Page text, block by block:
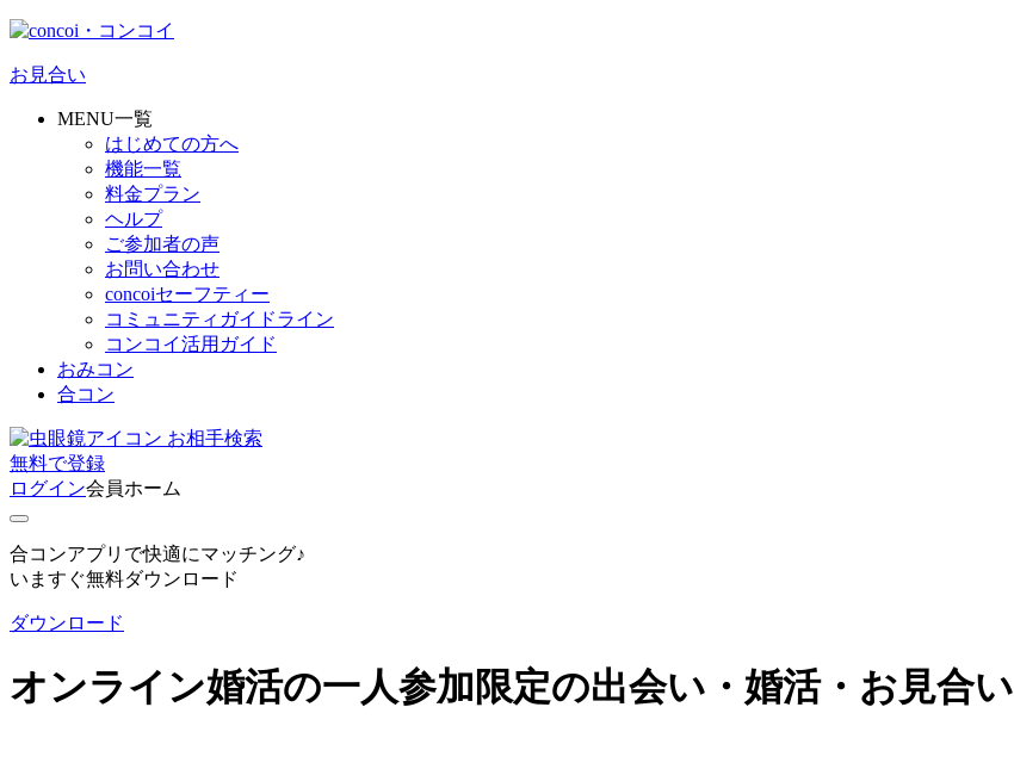
お見合い
MENU一覧
はじめての方へ
機能一覧
料金プラン
ヘルプ
ご参加者の声
お問い合わせ
concoiセーフティー
コミュニティガイドライン
コンコイ活用ガイド
おみコン
合コン
お相手検索
無料で登録
ログイン会員ホーム
合コンアプリで快適にマッチング♪
いますぐ無料ダウンロード
ダウンロード
オンライン婚活の一人参加限定の出会い・婚活・お見合い